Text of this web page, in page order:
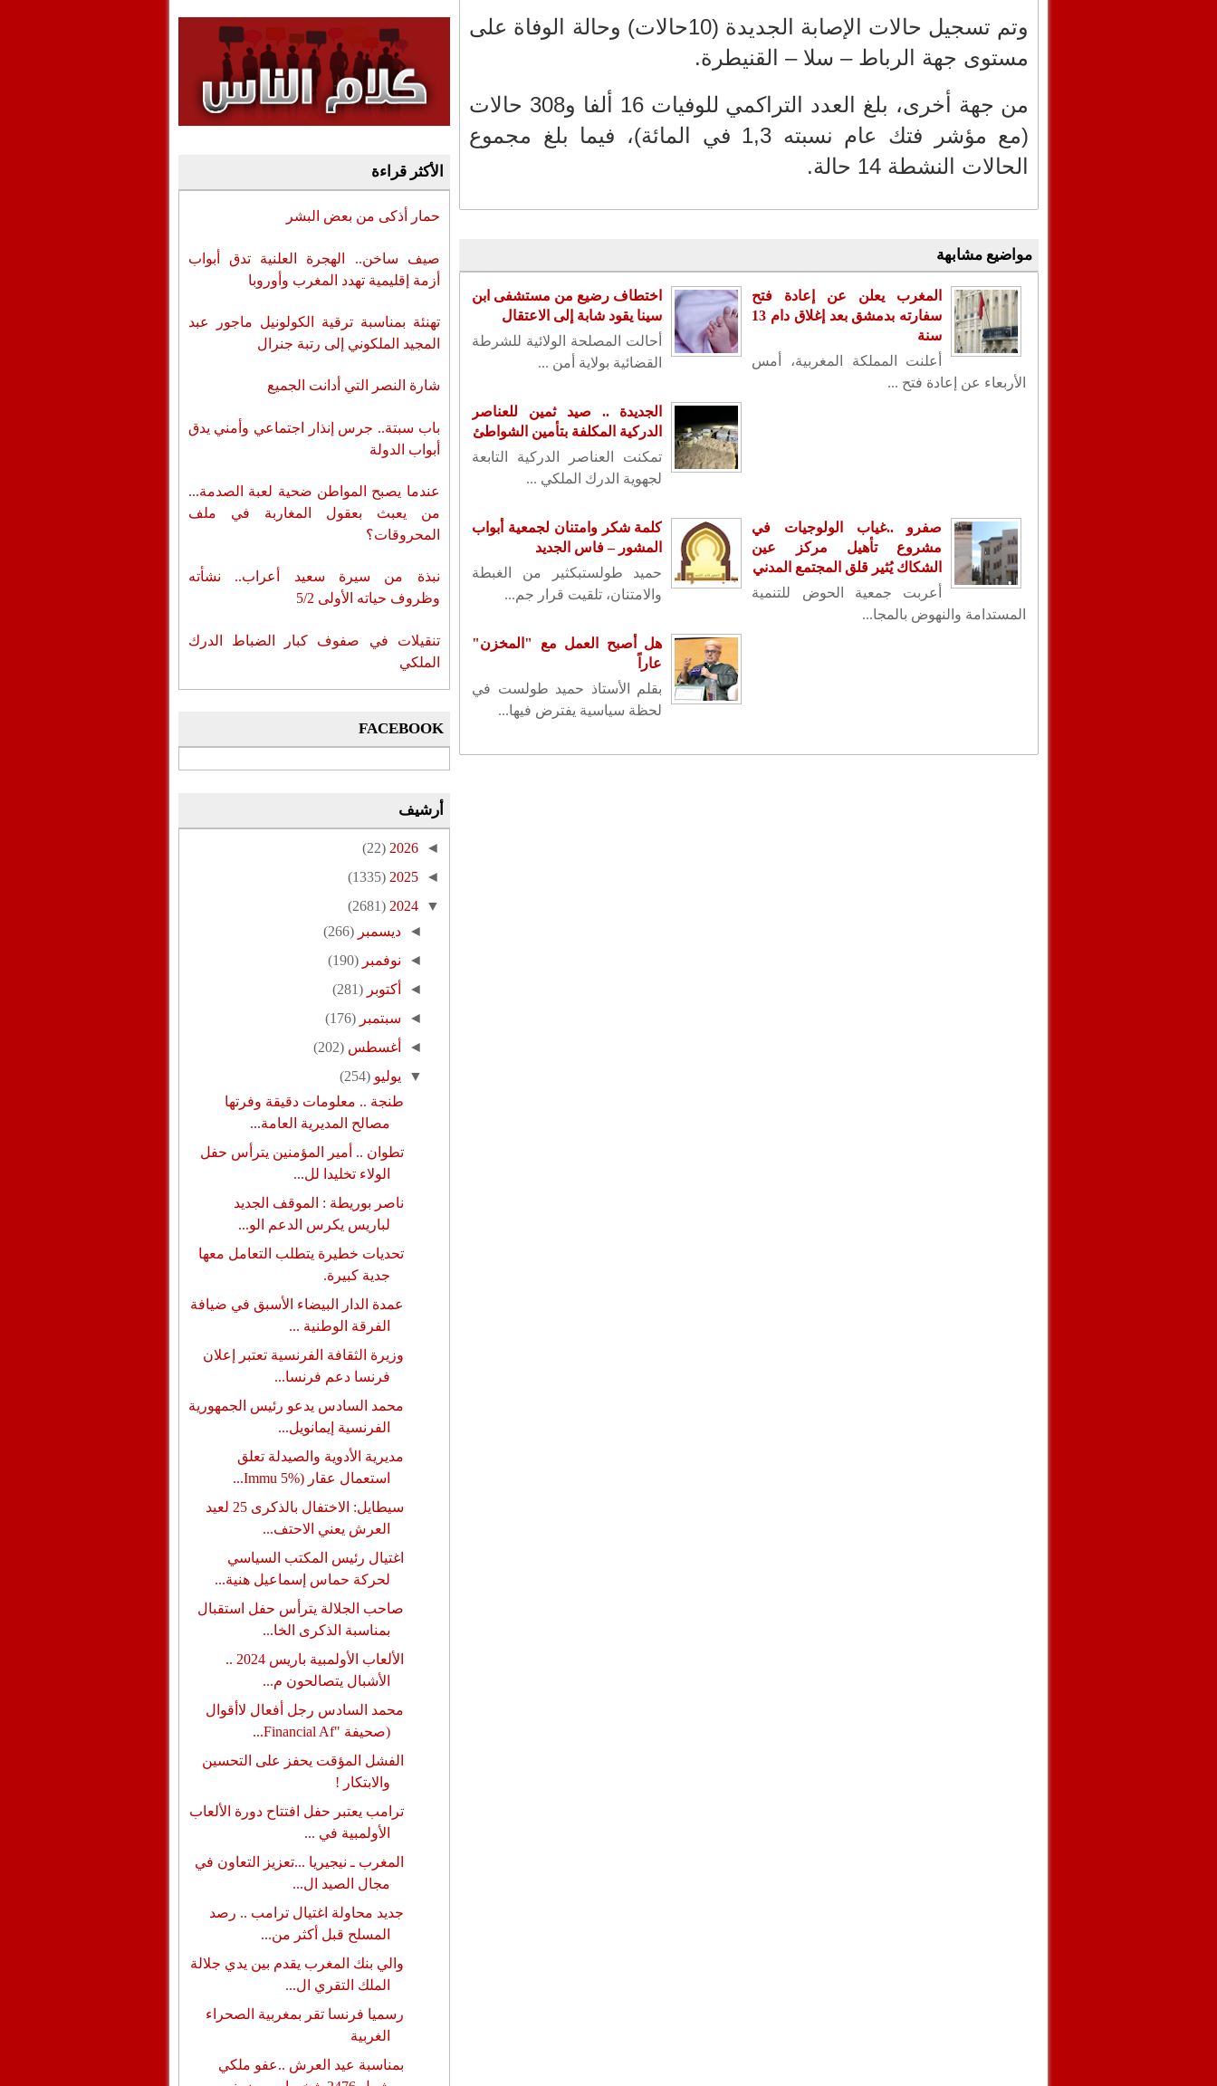
وتم تسجيل حالات الإصابة الجديدة (10حالات) وحالة الوفاة على
مستوى جهة الرباط – سلا – القنيطرة.
من جهة أخرى، بلغ العدد التراكمي للوفيات 16 ألفا و308 حالات
(مع مؤشر فتك عام نسبته 1,3 في المائة)، فيما بلغ مجموع
الحالات النشطة 14 حالة.
مواضيع مشابهة
المغرب يعلن عن إعادة فتح
سفارته بدمشق بعد إغلاق دام 13
سنة
أعلنت المملكة المغربية، أمس
الأربعاء عن إعادة فتح ...
اختطاف رضيع من مستشفى ابن
سينا يقود شابة إلى الاعتقال
أحالت المصلحة الولائية للشرطة
القضائية بولاية أمن ...
الجديدة .. صيد ثمين للعناصر
الدركية المكلفة بتأمين الشواطئ
تمكنت العناصر الدركية التابعة
لجهوية الدرك الملكي ...
صفرو ..غياب الولوجيات في
مشروع تأهيل مركز عين
الشكاك يُثير قلق المجتمع المدني
أعربت جمعية الحوض للتنمية
المستدامة والنهوض بالمجا...
كلمة شكر وامتنان لجمعية أبواب
المشور – فاس الجديد
حميد طولستبكثير من الغبطة
والامتنان، تلقيت قرار جم...
هل أصبح العمل مع "المخزن"
عاراً
بقلم الأستاذ حميد طولست في
لحظة سياسية يفترض فيها...
وقنوات صرف صحي
تقتل والمحاسبة يجب
أن تطال المسؤولين
والعمال مع شركة
سيتي باص + وثيقة
وفيديو
الأكثر قراءة
حمار أذكى من بعض البشر
صيف ساخن.. الهجرة العلنية تدق أبواب
أزمة إقليمية تهدد المغرب وأوروبا
تهنئة بمناسبة ترقية الكولونيل ماجور عبد
المجيد الملكوني إلى رتبة جنرال
شارة النصر التي أدانت الجميع
باب سبتة.. جرس إنذار اجتماعي وأمني يدق
أبواب الدولة
عندما يصبح المواطن ضحية لعبة الصدمة...
من يعبث بعقول المغاربة في ملف
المحروقات؟
نبذة من سيرة سعيد أعراب.. نشأته
وظروف حياته الأولى 5/2
تنقيلات في صفوف كبار الضباط الدرك
الملكي
FACEBOOK
أرشيف
◄
2026
(22)
◄
2025
(1335)
▼
2024
(2681)
◄ديسمبر(266)
◄ نوفمبر(190)
◄
أكتوبر(281)
◄ سبتمبر(176)
◄
أغسطس(202)
▼ يوليو(254)
طنجة .. معلومات دقيقة وفرتها
مصالح المديرية العامة...
تطوان .. أمير المؤمنين يترأس حفل
الولاء تخليدا لل...
ناصر بوريطة : الموقف الجديد
لباريس يكرس الدعم الو...
تحديات خطيرة يتطلب التعامل معها
جدية كبيرة.
عمدة الدار البيضاء الأسبق في ضيافة
الفرقة الوطنية ...
وزيرة الثقافة الفرنسية تعتبر إعلان
فرنسا دعم فرنسا...
محمد السادس يدعو رئيس الجمهورية
الفرنسية إيمانويل...
مديرية الأدوية والصيدلة تعلق
استعمال عقار (%5 Immu...
سيطايل: الاختفال بالذكرى 25 لعيد
العرش يعني الاحتف...
اغتيال رئيس المكتب السياسي
لحركة حماس إسماعيل هنية...
صاحب الجلالة يترأس حفل استقبال
بمناسبة الذكرى الخا...
الألعاب الأولمبية باريس 2024 ..
الأشبال يتصالحون م...
محمد السادس رجل أفعال لاأقوال
(صحيفة "Financial Af...
الفشل المؤقت يحفز على التحسين
والابتكار !
ترامب يعتبر حفل افتتاح دورة الألعاب
الأولمبية في ...
المغرب ـ نيجيريا ...تعزيز التعاون في
مجال الصيد ال...
جديد محاولة اغتيال ترامب .. رصد
المسلح قبل أكثر من...
والي بنك المغرب يقدم بين يدي جلالة
الملك التقري ال...
رسميا فرنسا تقر بمغربية الصحراء
الغربية
بمناسبة عيد العرش ..عفو ملكي